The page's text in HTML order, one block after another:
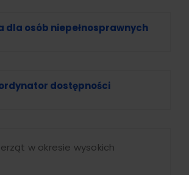
dla osób niepełnosprawnych
dostępności
w okresie wysokich